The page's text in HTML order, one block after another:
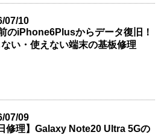
07/10
のiPhone6Plusからデータ復旧！
い・使えない端末の基板修理
07/09
修理】Galaxy Note20 Ultra 5Gの